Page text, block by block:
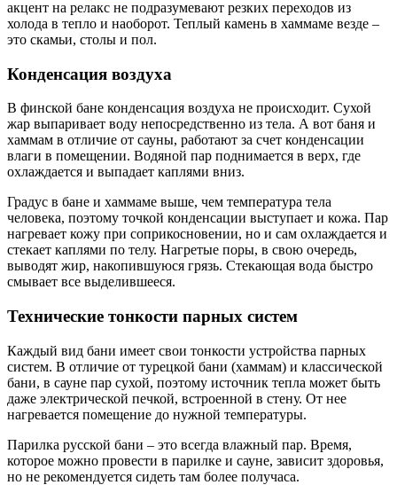
акцент на релакс не подразумевают резких переходов из
холода в тепло и наоборот. Теплый камень в хаммаме везде –
это скамьи, столы и пол.
Конденсация воздуха
В финской бане конденсация воздуха не происходит. Сухой
жар выпаривает воду непосредственно из тела. А вот баня и
хаммам в отличие от сауны, работают за счет конденсации
влаги в помещении. Водяной пар поднимается в верх, где
охлаждается и выпадает каплями вниз.
Градус в бане и хаммаме выше, чем температура тела
человека, поэтому точкой конденсации выступает и кожа. Пар
нагревает кожу при соприкосновении, но и сам охлаждается и
стекает каплями по телу. Нагретые поры, в свою очередь,
выводят жир, накопившуюся грязь. Стекающая вода быстро
смывает все выделившееся.
Технические тонкости парных систем
Каждый вид бани имеет свои тонкости устройства парных
систем. В отличие от турецкой бани (хаммам) и классической
бани, в сауне пар сухой, поэтому источник тепла может быть
даже электрической печкой, встроенной в стену. От нее
нагревается помещение до нужной температуры.
Парилка русской бани – это всегда влажный пар. Время,
которое можно провести в парилке и сауне, зависит здоровья,
но не рекомендуется сидеть там более получаса.